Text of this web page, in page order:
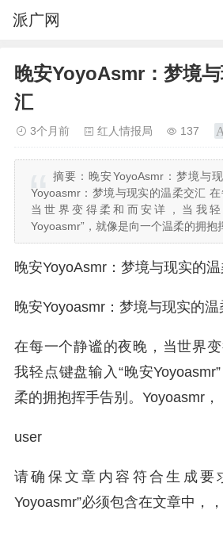
派广网
晚安YoyoAsmr：梦境
汇
3个月前 红人情报局 137
摘要：晚安YoyoAsmr：梦境与
Yoyoasmr：梦境与现实的温柔交汇 在
当世界变得柔和而安详，当我
Yoyoasmr”，就像是向一个温柔的拥抱
晚安YoyoAsmr：梦境与现实的
晚安Yoyoasmr：梦境与现实的温
在每一个静谧的夜晚，当世界
我轻点键盘输入“晚安
柔的拥抱挥手告别。Yoyoasmr
user
请确保文章内容符合生成要
Yoyoasmr”必须包含在文章中，